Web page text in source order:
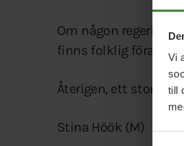
Vi
till
Om någon regering,
finns folklig
Återigen, ett stort
Stina Höök (M)